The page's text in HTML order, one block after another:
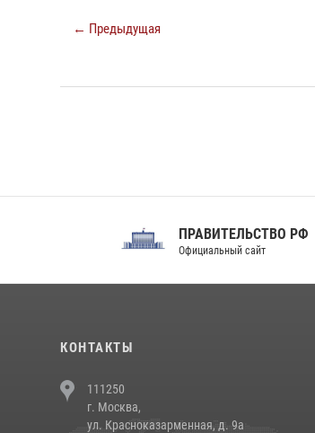
← Предыдущая
ПРАВИТЕЛЬСТВО РФ
Официальный сайт
КОНТАКТЫ
111250
г. Москва,
ул. Красноказарменная, д. 9а